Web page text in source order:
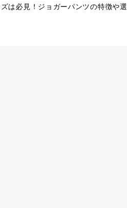
は必見！ジョガーパンツの特徴や選